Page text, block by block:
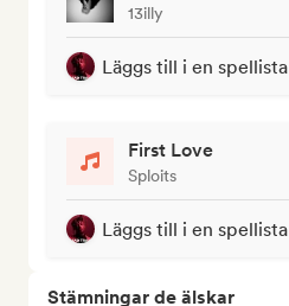
13illy
Läggs till i en spellista
First Love
Sploits
Läggs till i en spellista
Stämningar de älskar